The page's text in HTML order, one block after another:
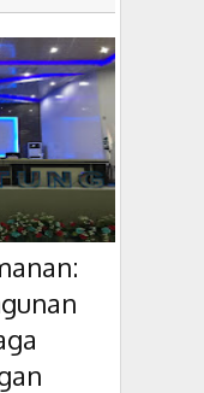
PIMPIN DPRD